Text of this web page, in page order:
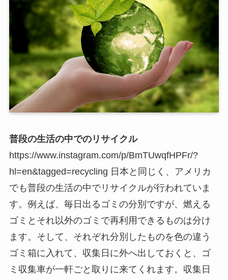
普段の生活の中でのリサイクル
https://www.instagram.com/p/BmTUwqfHPFr/?
hl=en&tagged=recycling 日本と同じく、アメリカ
でも普段の生活の中でリサイクルが行われていま
す。例えば、毎日出るゴミの分別ですが、燃える
ゴミとそれ以外のゴミで再利用できるものは分け
ます。そして、それぞれ分別したものを色の違う
ゴミ箱に入れて、収集日に外へ出しておくと、ゴ
ミ収集車が一軒ごと取りに来てくれます。収集日